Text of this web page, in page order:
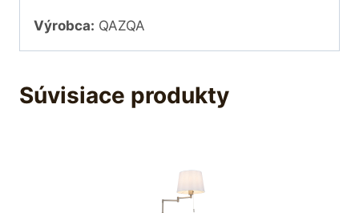
Výrobca: QAZQA
Súvisiace produkty